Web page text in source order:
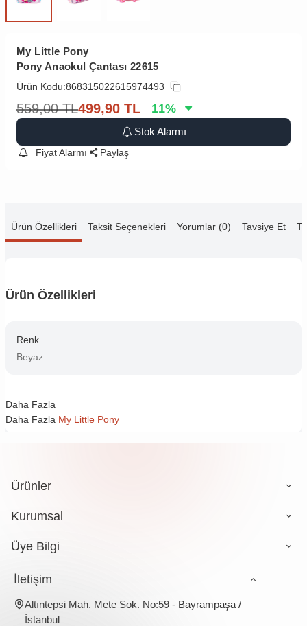
My Little Pony
Pony Anaokul Çantası 22615
Ürün Kodu:868315022615974493
559,00 TL499,90 TL 11%
Stok Alarmı
Fiyat Alarmı Paylaş
Ürün Özellikleri Taksit Seçenekleri Yorumlar (0) Tavsiye Et
Ürün Özellikleri
Renk
Beyaz
Daha Fazla
Daha Fazla My Little Pony
Ürünler
Kurumsal
Üye Bilgi
İletişim
Altıntepsi Mah. Mete Sok. No:59 - Bayrampaşa /
İstanbul